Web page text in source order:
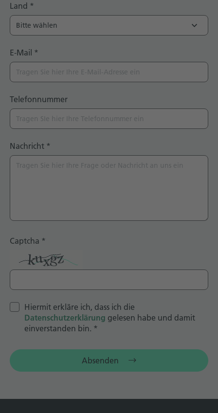
Land *
E-Mail *
Telefonnummer
Nachricht *
Captcha *
Hiermit erkläre ich, dass ich die
Datenschutzerklärung gelesen habe und damit
einverstanden bin. *
Absenden